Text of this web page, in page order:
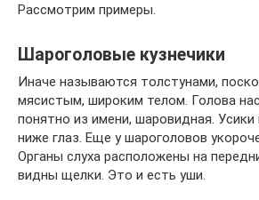
Рассмотрим примеры.
Шароголовые кузнечики
Иначе называются толстунами,
мясистым, широким телом. Голова
понятно из имени, шаровидная.
ниже глаз. Еще у шароголовов
Органы слуха расположены на
видны щелки. Это и есть уши.